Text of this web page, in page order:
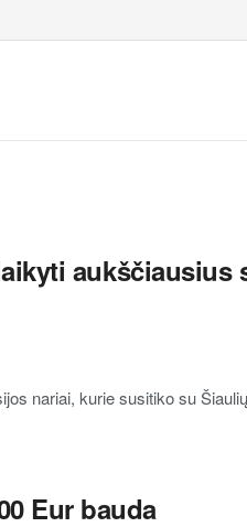
aukščiausius
nariai, kurie susitiko su
Eur bauda